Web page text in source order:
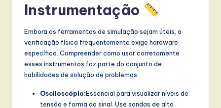
Instrumentação
Embora as ferramentas de simulação sejam úteis, a
verificação física frequentemente exige hardware
específico. Compreender como usar corretamente
esses instrumentos faz parte do conjunto de
habilidades de solução de problemas.
Osciloscópio:Essencial para visualizar níveis de
tensão e forma do sinal. Use sondas de alta